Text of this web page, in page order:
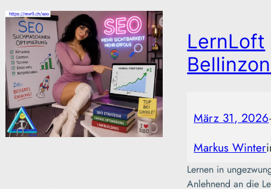
LernLoft
März 31, 2026
Markus Winter
Lernen in
Anlehnend an die